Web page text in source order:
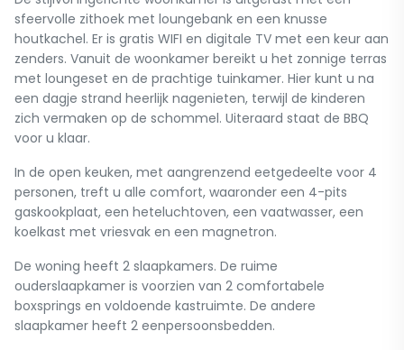
sfeervolle zithoek met loungebank en een knusse
houtkachel. Er is gratis WIFI en digitale TV met een keur aan
zenders. Vanuit de woonkamer bereikt u het zonnige terras
met loungeset en de prachtige tuinkamer. Hier kunt u na
een dagje strand heerlijk nagenieten, terwijl de kinderen
zich vermaken op de schommel. Uiteraard staat de BBQ
voor u klaar.
In de open keuken, met aangrenzend eetgedeelte voor 4
personen, treft u alle comfort, waaronder een 4-pits
gaskookplaat, een heteluchtoven, een vaatwasser, een
koelkast met vriesvak en een magnetron.
De woning heeft 2 slaapkamers. De ruime
ouderslaapkamer is voorzien van 2 comfortabele
boxsprings en voldoende kastruimte. De andere
slaapkamer heeft 2 eenpersoonsbedden.